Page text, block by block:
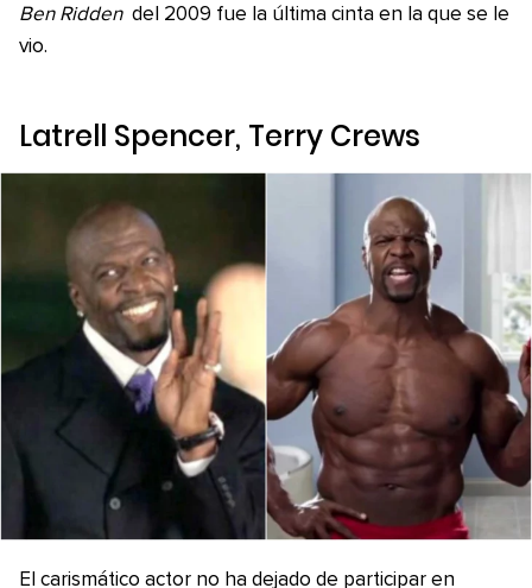
Ben Ridden del 2009 fue la última cinta en la que se le
vio.
Latrell Spencer, Terry Crews
El carismático actor no ha dejado de participar en